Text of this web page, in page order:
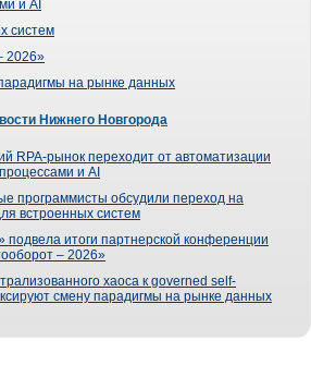
и AI
систем
2026»
на рынке данных
Нижнего Новгорода
RPA-рынок переходит от автоматизации
и AI
программисты обсудили переход на
встроенных систем
подвела итоги партнерской конференции
– 2026»
хаоса к governed self-
смену парадигмы на рынке данных